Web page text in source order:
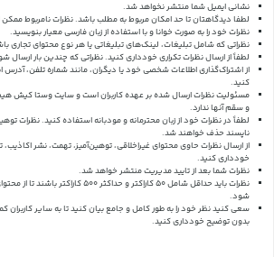
نشانی ایمیل شما منتشر نخواهد شد.
لطفا دیدگاهتان تا حد امکان مربوط به مطلب باشد. نظرات نامربوط
نظرات خود را به صورت خوانا و با استفاده از زبان فارسی معیار بنویسید.
نظراتی که شامل تبلیغات، لینک‌های تبلیغاتی یا هر نوع محتوای تجاری
لطفاً از ارسال نظرات تکراری خودداری کنید. نظراتی که چندین بار
از اشتراک‌گذاری اطلاعات شخصی خود یا دیگران، مانند شماره تلفن،
کنید.
مسئولیت نظرات ارسال شده بر عهده کاربران است و سایت وستا کیش
و سقم آنها ندارد.
لطفاً در نظرات خود از زبان محترمانه و مودبانه استفاده کنید. نظرات
ناپسند حذف خواهند شد.
از ارسال نظرات حاوی محتوای غیراخلاقی، توهین‌آمیز، تهمت، نشر
خودداری کنید.
نظرات شما بعد از تایید مدیریت منتشر خواهد شد.
نظرات باید حداقل شامل 50 کاراکتر و
شود.
سعی کنید نظر خود را به طور کامل و جامع بیان کنید تا به سایر کاربران
بدون توضیح خودداری کنید.